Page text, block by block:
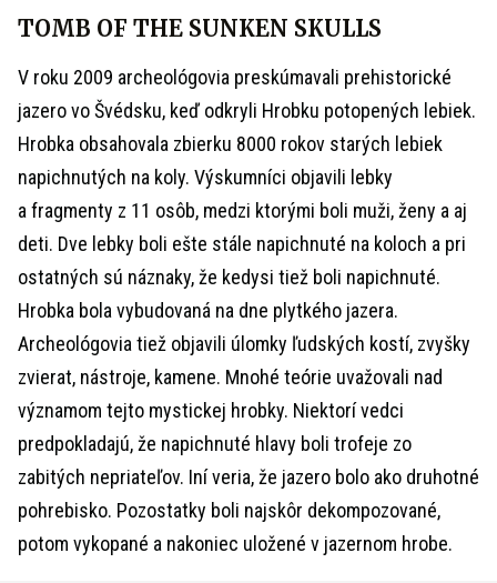
TOMB OF THE SUNKEN SKULLS
V roku 2009 archeológovia preskúmavali prehistorické
jazero vo Švédsku, keď odkryli Hrobku potopených lebiek.
Hrobka obsahovala zbierku 8000 rokov starých lebiek
napichnutých na koly. Výskumníci objavili lebky
a fragmenty z 11 osôb, medzi ktorými boli muži, ženy a aj
deti. Dve lebky boli ešte stále napichnuté na koloch a pri
ostatných sú náznaky, že kedysi tiež boli napichnuté.
Hrobka bola vybudovaná na dne plytkého jazera.
Archeológovia tiež objavili úlomky ľudských kostí, zvyšky
zvierat, nástroje, kamene. Mnohé teórie uvažovali nad
významom tejto mystickej hrobky. Niektorí vedci
predpokladajú, že napichnuté hlavy boli trofeje zo
zabitých nepriateľov. Iní veria, že jazero bolo ako druhotné
pohrebisko. Pozostatky boli najskôr dekompozované,
potom vykopané a nakoniec uložené v jazernom hrobe.